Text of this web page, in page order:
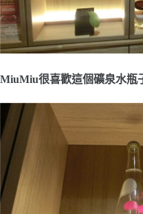
MiuMiu很喜歡這個礦泉水瓶